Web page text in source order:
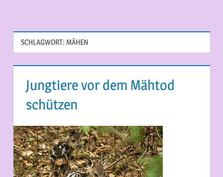
SCHLAGWORT: MÄHEN
Jungtiere vor dem Mähtod
schützen